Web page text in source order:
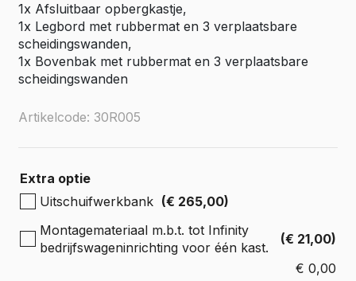
1x Afsluitbaar opbergkastje,
1x Legbord met rubbermat en 3 verplaatsbare
scheidingswanden,
1x Bovenbak met rubbermat en 3 verplaatsbare
scheidingswanden
Artikelcode: 30R005
Extra optie
Uitschuifwerkbank (€ 265,00)
Montagemateriaal m.b.t. tot Infinity
bedrijfswageninrichting voor één kast.
(€ 21,00)
€ 0,00